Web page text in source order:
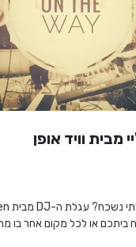
מבית וויד אופן
או לכל מקום אחר בו